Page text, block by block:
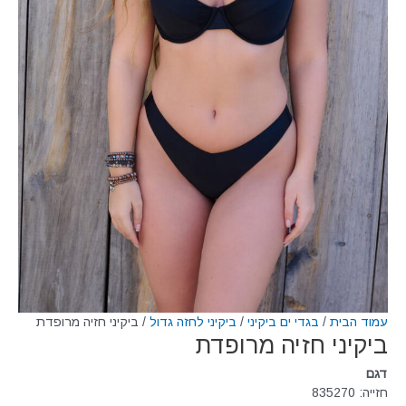
עמוד הבית / בגדי ים ביקיני / ביקיני לחזה גדול / ביקיני חזיה מרופדת
ביקיני חזיה מרופדת
דגם
חזייה: 835270